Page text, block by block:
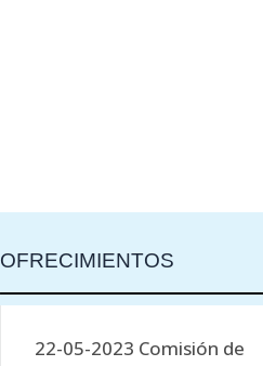
OFRECIMIENTOS
22-05-2023 Comisión de